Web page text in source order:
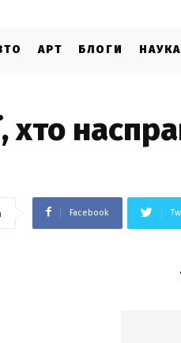
АРТ БЛОГИ НАУКА
хто
Facebook